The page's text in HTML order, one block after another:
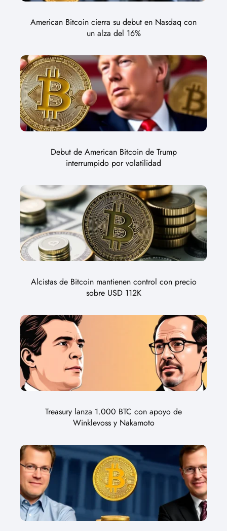
American Bitcoin cierra su debut en Nasdaq con
un alza del 16%
Debut de American Bitcoin de Trump
interrumpido por volatilidad
Alcistas de Bitcoin mantienen control con precio
sobre USD 112K
Treasury lanza 1.000 BTC con apoyo de
Winklevoss y Nakamoto